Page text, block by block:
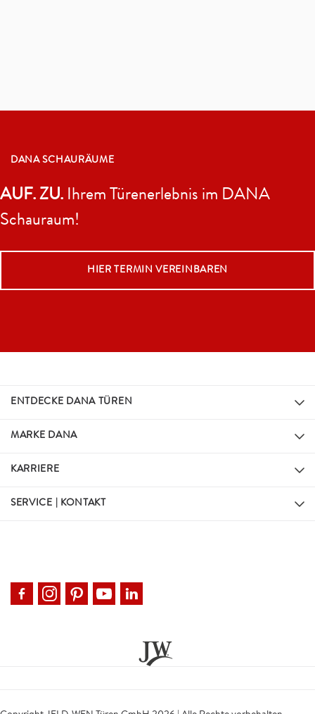
ENTDECKE DANA TÜREN
MARKE DANA
KARRIERE
SERVICE | KONTAKT
DANA SCHAURÄUME
AUF. ZU. Ihrem Türenerlebnis im DANA
Schauraum!
HIER TERMIN VEREINBAREN